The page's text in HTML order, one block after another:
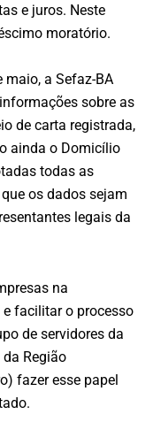
e juros. Neste
moratório.
maio, a Sefaz-BA
sobre as
de carta registrada,
ainda o Domicílio
todas as
os dados sejam
legais da
na
facilitar o processo
de servidores da
Região
fazer esse papel